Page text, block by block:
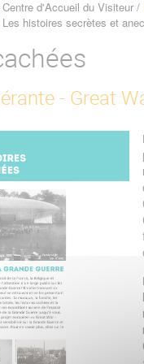
d'Accueil du Visiteur
histoires secrètes et
- Great